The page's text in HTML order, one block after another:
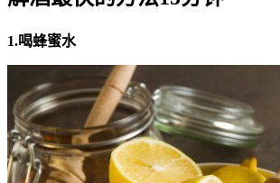
1.喝蜂蜜水